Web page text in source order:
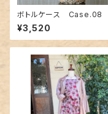
ボトルケース Case.08
¥3,520